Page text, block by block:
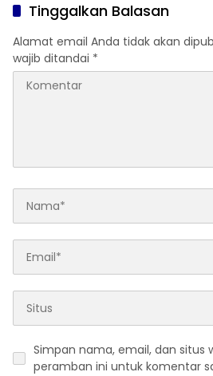
Tinggalkan Balasan
Alamat email Anda tidak akan
wajib ditandai *
Simpan nama, email, dan situs
peramban ini untuk komentar